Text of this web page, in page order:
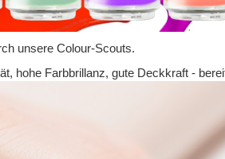
unsere Colour-Scouts.
hohe Farbbrillanz, gute Deckkraft -